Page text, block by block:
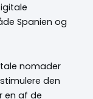
Spanien og
nomader
den
en af de